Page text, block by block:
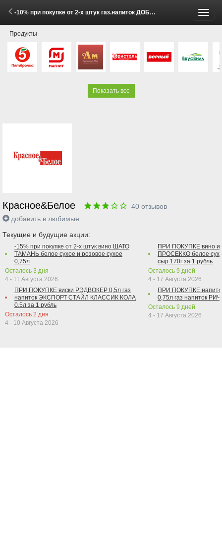
-10% при покупке от 2-х штук газ.напиток ДОБРЫЙ в ассортименте 2 л (26 Мая - 1 Июня 2026)
Продукты
Показать все
Красное&Белое 40 отзывов
добавить в любимые
Текущие и будущие акции:
-15% при покупке от 2-х штук вино ШАТО
ТАМАНЬ белое сухое и розовое сухое
0,75л
Осталось 3 дня
4 - 11 Августа 2026
ПРИ ПОКУПКЕ виски РЭДВОКЕР 0,5л газ
напиток ЭКСПОРТ СТАЙЛ КЛАССИК КОЛА
0,5л за 1 рубль
Осталось 2 дня
4 - 10 Августа 2026
ПРИ ПОКУПКЕ вино
ПРОСЕККО белое
сыр 170г за 1 рубль
Осталось 9 дней
4 - 17 Августа 2026
ПРИ ПОКУПКЕ
0,75л газ напиток
Осталось 9 дней
4 - 17 Августа 2026